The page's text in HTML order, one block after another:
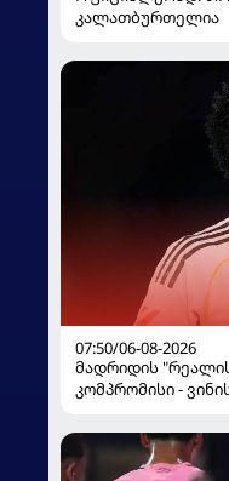
კალათბურთელია
07:50/06-08-2026
მადრიდის
კომპრომისი -